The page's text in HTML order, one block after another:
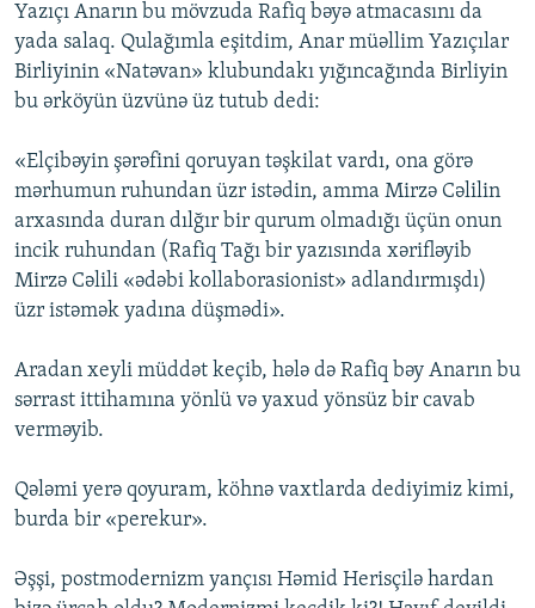
Yazıçı Anarın bu mövzuda Rafiq bəyə atmacasını da
yada salaq. Qulağımla eşitdim, Anar müəllim Yazıçılar
Birliyinin «Natəvan» klubundakı yığıncağında Birliyin
bu ərköyün üzvünə üz tutub dedi:
«Elçibəyin şərəfini qoruyan təşkilat vardı, ona görə
mərhumun ruhundan üzr istədin, amma Mirzə Cəlilin
arxasında duran dılğır bir qurum olmadığı üçün onun
incik ruhundan (Rafiq Tağı bir yazısında xərifləyib
Mirzə Cəlili «ədəbi kollaborasionist» adlandırmışdı)
üzr istəmək yadına düşmədi».
Aradan xeyli müddət keçib, hələ də Rafiq bəy Anarın bu
sərrast ittihamına yönlü və yaxud yönsüz bir cavab
verməyib.
Qələmi yerə qoyuram, köhnə vaxtlarda dediyimiz kimi,
burda bir «perekur».
Əşşi, postmodernizm yançısı Həmid Herisçilə hardan